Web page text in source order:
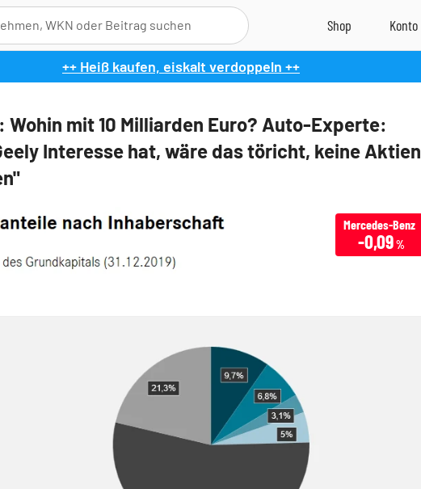
++ Heiß kaufen, eiskalt verdoppeln ++
Wohin mit 10 Milliarden Euro? Auto-Experte:
Interesse hat, wäre das töricht, keine Aktien
Mercedes-Benz
-0,09 %